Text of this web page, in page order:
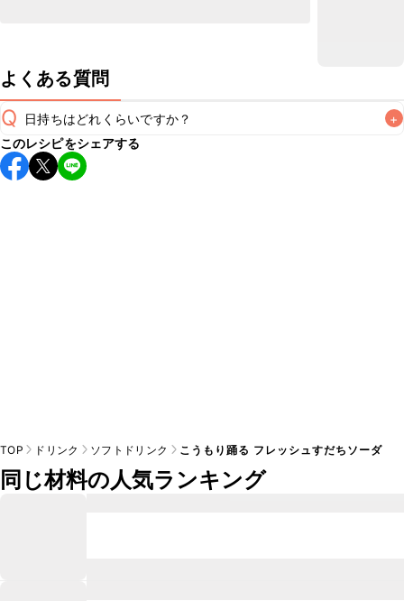
よくある質問
Q 日持ちはどれくらいですか？ +
こちらのレシピは出来たてをお召し上がりいただくことをお
すすめします。
このレシピをシェアする
TOP ドリンク ソフトドリンク こうもり踊る フレッシュすだちソーダ
同じ材料の人気ランキング